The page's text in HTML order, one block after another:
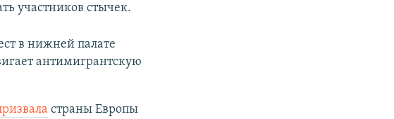
участников стычек.
в нижней палате
антимигрантскую
страны Европы